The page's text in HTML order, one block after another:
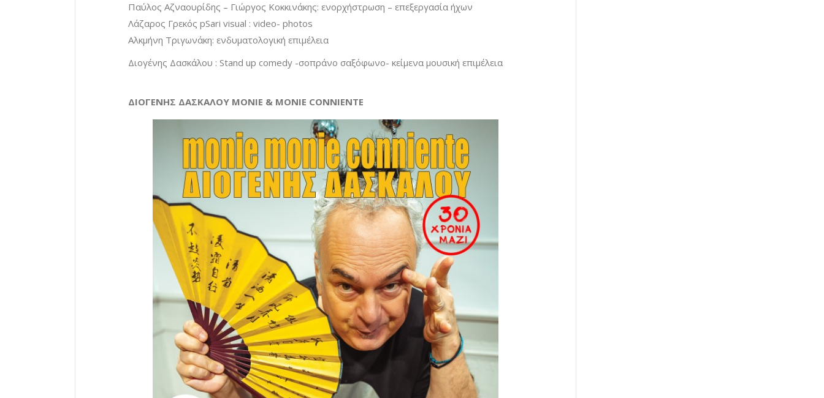
Παύλος Αζναουρίδης – Γιώργος Κοκκινάκης: ενορχήστρωση – επεξεργασία ήχων
Λάζαρος Γρεκός pSari visual : video- photos
Αλκμήνη Τριγωνάκη: ενδυματολογική επιμέλεια
Διογένης Δασκάλου : Stand up comedy -σοπράνο σαξόφωνο- κείμενα μουσική επιμέλεια
ΔΙΟΓΕΝΗΣ ΔΑΣΚΑΛΟΥ MONIE & MONIE CONNIENTE